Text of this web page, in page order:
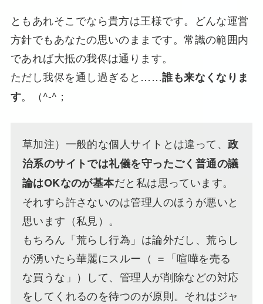
ともあれそこでなら貴方は王様です。どんな運営
方針でもあなたの思いのままです。常識の範囲内
であれば大抵の我侭は通ります。
ただし我侭を通し過ぎると……誰も来なくなりま
す。（^-^；
草加注）一般的な個人サイトとは違って、政
治系のサイトでは礼儀を守ったごく普通の議
論はOKなのが基本だと私は思っています。
それすら許さないのは管理人のほうが悪いと
思います（私見）。
もちろん「荒らし行為」は論外だし、荒らし
が湧いたら華麗にスルー（ ＝「喧嘩を売る
な買うな」）して、管理人が削除などの対応
をしてくれるのを待つのが原則。それはジャ